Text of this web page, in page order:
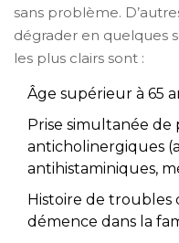
sans problème.
dégrader en quelques
les plus clairs sont :
Âge supérieur à 65
Prise simultanée
anticholinergiques
antihistaminiques,
Histoire de troubles
démence dans la